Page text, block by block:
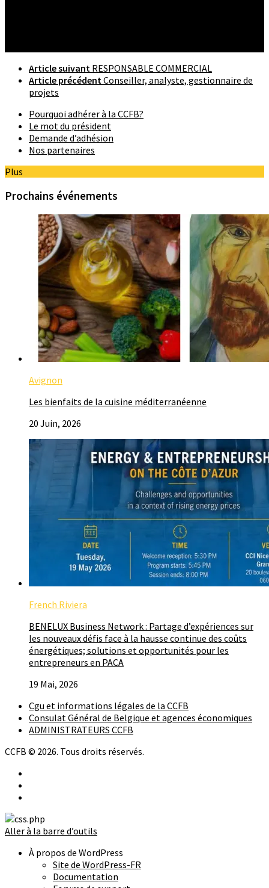
Article suivant RESPONSABLE COMMERCIAL
Article précédentConseiller, analyste, gestionnaire de
projets
Pourquoi adhérer à la CCFB?
Le mot du président
Demande d’adhésion
Nos partenaires
Plus
Prochains événements
Avignon
Les bienfaits de la cuisine méditerranéenne
20 Juin, 2026
French Riviera
BENELUX Business Network : Partage d’expériences sur
les nouveaux défis face à la hausse continue des coûts
énergétiques; solutions et opportunités pour les
entrepreneurs en PACA
19 Mai, 2026
Cgu et informations légales de la CCFB
Consulat Général de Belgique et agences économiques
ADMINISTRATEURS CCFB
CCFB © 2026. Tous droits réservés.
Aller à la barre d’outils
À propos de WordPress
Site de WordPress-FR
Documentation